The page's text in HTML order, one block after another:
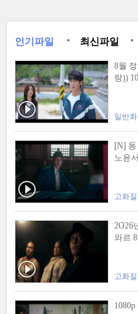
인기파일 최신파일
8월
랑))
일반
[N] 동
노윤서
고화질
2O26
와르
고화질